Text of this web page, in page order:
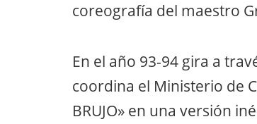
coreografía del maestro
En el año 93-94 gira a
coordina el Ministerio de
BRUJO» en una versión